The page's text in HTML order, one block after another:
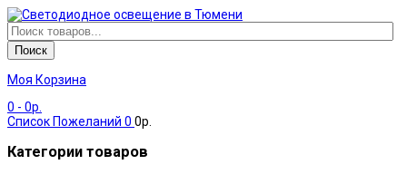
Поиск
Моя Корзина
0 - 0р.
Список Пожеланий 0 0р.
Категории товаров